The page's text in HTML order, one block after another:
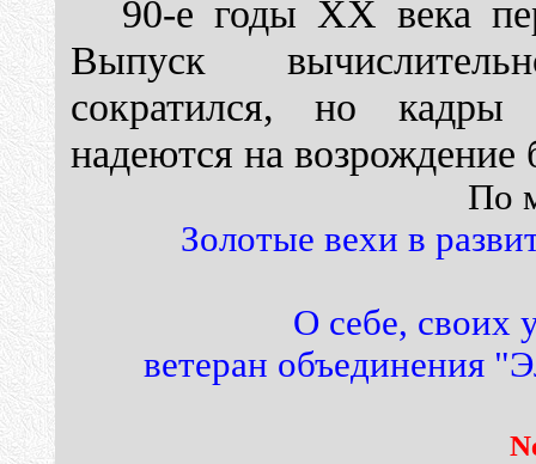
90-е годы ХХ века
Выпуск
сократился, но кадры
надеются на
По
Золотые вехи в
О себе, своих
ветеран объединения